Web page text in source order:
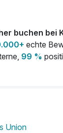
buchen bei
echte
99 %
Union